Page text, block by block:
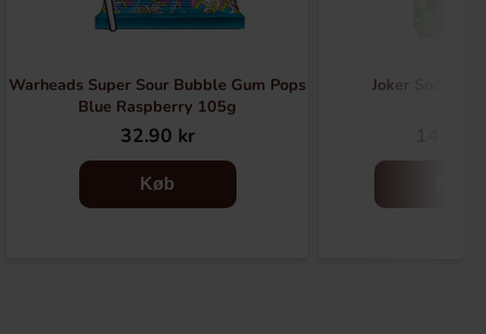
Warheads Super Sour Bubble Gum Pops
Blue Raspberry 105g
32.90 kr
Køb
Joker Soda